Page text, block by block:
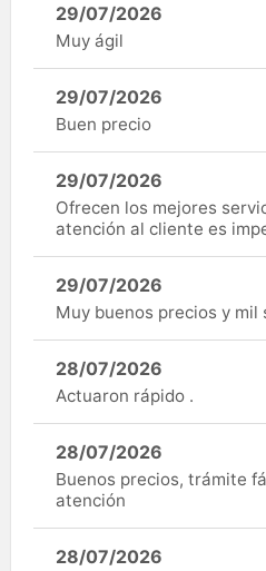
29/07/2026
Muy ágil
29/07/2026
Buen precio
29/07/2026
Ofrecen los mejores
atención al cliente es
29/07/2026
Muy buenos precios y mil
28/07/2026
Actuaron rápido .
28/07/2026
Buenos precios, trámite
atención
28/07/2026